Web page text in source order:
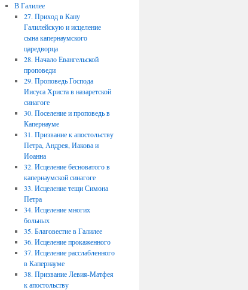
В Галилее
27. Приход в Кану
Галилейскую и исцеление
сына капернаумского
царедворца
28. Начало Евангельской
проповеди
29. Проповедь Господа
Иисуса Христа в назаретской
синагоге
30. Поселение и проповедь в
Капернауме
31. Призвание к апостольству
Петра, Андрея, Иакова и
Иоанна
32. Исцеление бесноватого в
капернаумской синагоге
33. Исцеление тещи Симона
Петра
34. Исцеление многих
больных
35. Благовестие в Галилее
36. Исцеление прокаженного
37. Исцеление расслабленного
в Капернауме
38. Призвание Левия-Матфея
к апостольству